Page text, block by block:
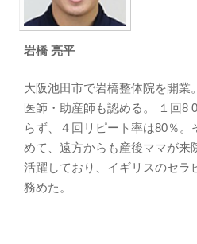
岩橋 亮平
大阪池田市で岩橋整体院を開業
医師・助産師も認める。 １回8
らず、４回リピート率は80％
めて、遠方からも産後ママが来
活躍しており、イギリスのセラ
務めた。